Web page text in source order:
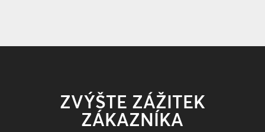
ZVÝŠTE ZÁŽITEK
ZÁKAZNÍKA